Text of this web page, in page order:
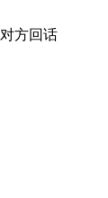
方回话